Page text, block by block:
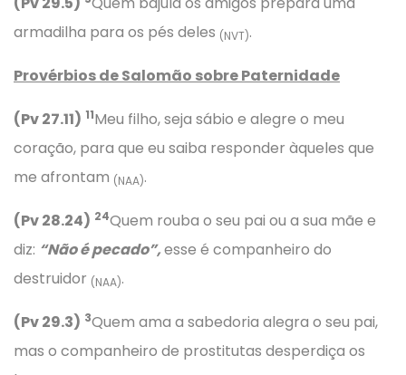
armadilha para os pés deles (NVT).
Provérbiosde Salomão sobre Paternidade
(Pv 27.11) 11Meu filho, seja sábio e alegre o meu
coração, para que eu saiba responder àqueles que
me afrontam (NAA).
(Pv 28.24) 24Quem rouba o seu pai ou a sua mãe e
diz: “Não é pecado”,esse é companheiro do
destruidor (NAA).
(Pv 29.3) 3Quem ama a sabedoria alegra o seu pai,
mas o companheiro de prostitutas desperdiça os